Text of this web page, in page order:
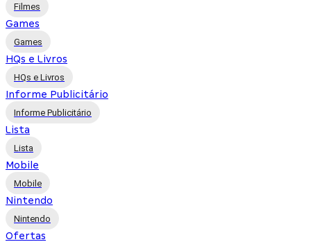
Filmes
Games
Games
HQs e Livros
HQs e Livros
Informe Publicitário
Informe Publicitário
Lista
Lista
Mobile
Mobile
Nintendo
Nintendo
Ofertas